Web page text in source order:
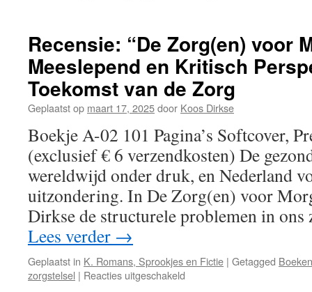
Transitie,
naar
–
Duidelijke
Oproep
tot
Recensie: “De Zorg(en) voor
Meeslepend en Kritisch
Toekomst van de Zorg
Geplaatst op maart 17, 2025door Koos Dirkse
Boekje A-02 101 Pagina’s Softcover,
(exclusief € 6 verzendkosten) De
wereldwijd onder druk, en Nederland
uitzondering. In De Zorg(en) voor
Dirkse de structurele problemen in
Lees verder →
Geplaatst in K. Romans, Sprookjes en Fictie | Getagged
zorgstelsel | Reacties uitgeschakeld